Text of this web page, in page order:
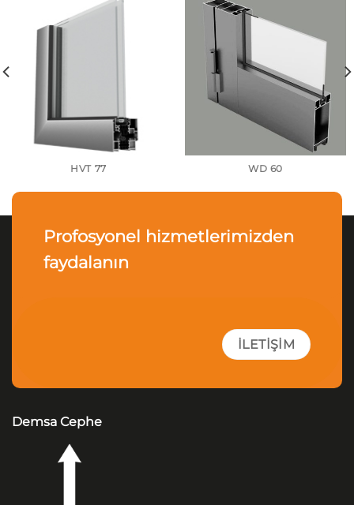
HVT 77 WD 60
Profosyonel hizmetlerimizden
faydalanın
İLETIŞIM
Demsa Cephe